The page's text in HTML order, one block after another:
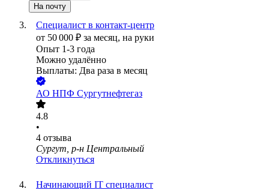
На почту
Специалист в контакт-центр
от 50 000 ₽ за месяц, на руки
Опыт 1-3 года
Можно удалённо
Выплаты: Два раза в месяц
АО НПФ Сургутнефтегаз
4.8
•
4 отзыва
Сургут, р-н Центральный
Откликнуться
Начинающий IT специалист